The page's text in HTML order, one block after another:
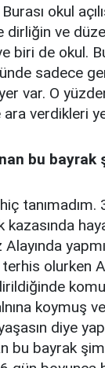
okul
ve
biri de okul.
sadece
var. O
verdikleri
bu bayrak
tanımadım.
Alayında
olurken
koymuş
diye
bu bayrak